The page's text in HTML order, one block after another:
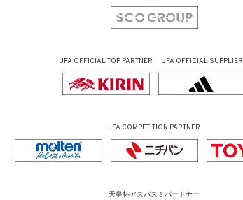
JFA OFFICIALTOP PARTNER JFA OFFICIAL SUPPLIER
JFA COMPETITION PARTNER
天皇杯アスパス！パートナー